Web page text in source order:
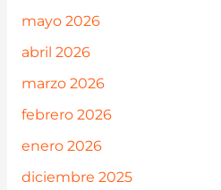
mayo 2026
abril 2026
marzo 2026
febrero 2026
enero 2026
diciembre 2025